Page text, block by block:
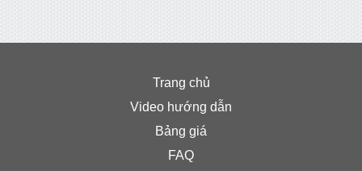
Trang chủ
Video hướng dẫn
Bảng giá
FAQ